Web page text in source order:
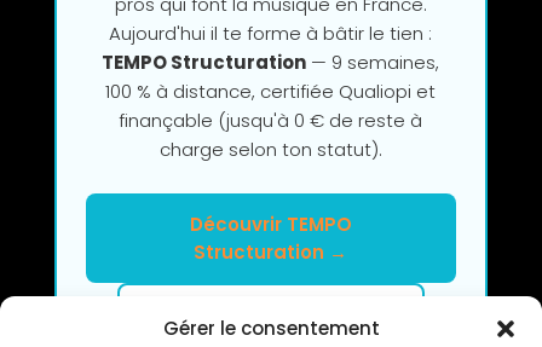
Gérer le consentement
Aujourd'hui il te forme à bâtir le tien :
TEMPO Structuration — 9 semaines,
100 % à distance, certifiée Qualiopi et
finançable (jusqu'à 0 € de reste à
charge selon ton statut).
Découvrir TEMPO
Structuration →
Clarifier mon projet en 2h